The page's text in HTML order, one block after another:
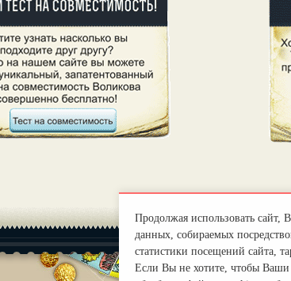
Продолжая использовать сайт,
данных, собираемых
статистики посещений сайта,
Если Вы не хотите, чтобы Ваши